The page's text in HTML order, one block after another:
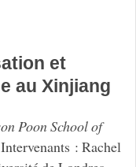
et
au Xinjiang
Poon School of
: Rachel